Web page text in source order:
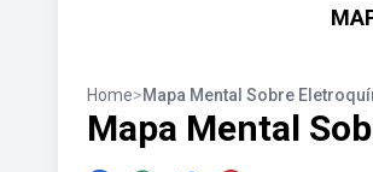
Home>Mapa Mental Sobre
Mapa Mental